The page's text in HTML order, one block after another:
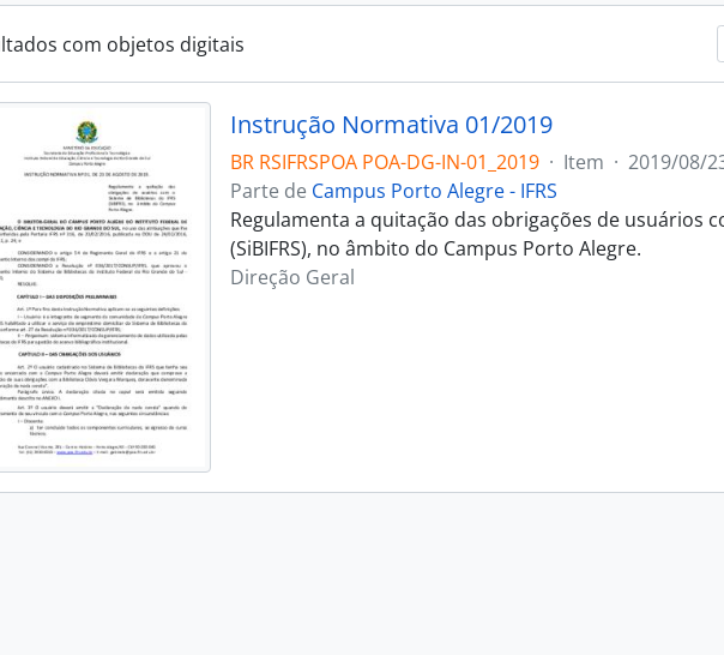
com objetos digitais
Instrução Normativa 01/2019
BR RSIFRSPOA POA-DG-IN-01_2019 · Item · 2019/08/
Parte de Campus Porto Alegre - IFRS
Regulamenta a quitação das obrigações de usuários
(SiBIFRS), no âmbito do Campus Porto Alegre.
Direção Geral